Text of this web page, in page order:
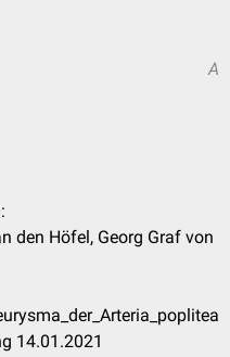
A
den Höfel, Georg Graf von
14.01.2021